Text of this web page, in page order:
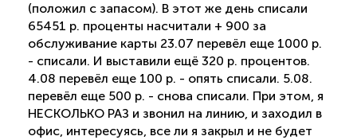
(положил с запасом). В этот же день списали
65451 р. проценты насчитали + 900 за
обслуживание карты 23.07 перевёл еще 1000 р.
- списали. И выставили ещё 320 р. процентов.
4.08 перевёл еще 100 р. - опять списали. 5.08.
перевёл еще 500 р. - снова списали. При этом, я
НЕСКОЛЬКО РАЗ и звонил на линию, и заходил в
офис, интересуясь, все ли я закрыл и не будет